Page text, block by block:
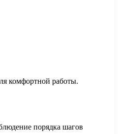
комфортной работы.
порядка шагов